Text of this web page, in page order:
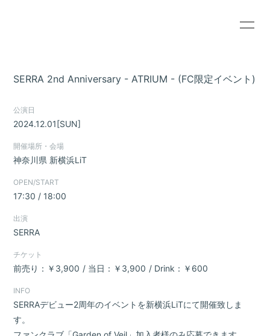
SCHEDULE
PROFILE
VIDEO
BLOG
RADIO
会員登録
SERRA 2nd Anniversary - ATRIUM - (FC限定イベント)
公演日
2024.12.01[SUN]
開催場所・会場
神奈川県 新横浜LiT
OPEN/START
17:30 / 18:00
出演
SERRA
チケット
前売り：￥3,900 当日：￥3,900 Drink：￥600
INFO
SERRAデビュー2周年のイベントを新横浜LiTにて開催致しま
す。